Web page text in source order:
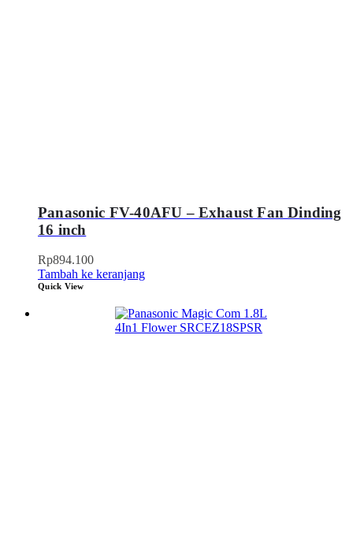
Panasonic FV-40AFU – Exhaust Fan Dinding
16 inch
Rp894.100
Tambah ke keranjang
Quick View